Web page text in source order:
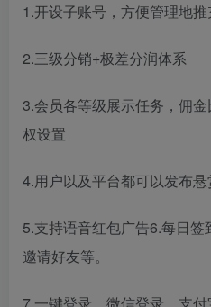
1.开设子账号，方便管理地推
2.三级分销+极差分润体系
3.会员各等级展示任务，佣
权设置
4.用户以及平台都可以发布
5.支持语音红包广告6.每日签
邀请好友等。